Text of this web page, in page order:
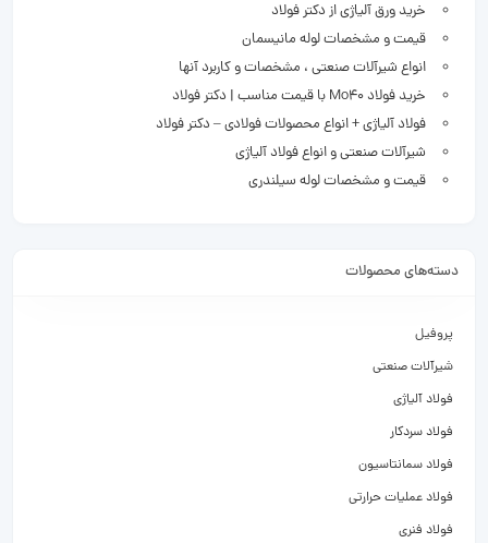
خرید ورق آلیاژی از دکتر فولاد
قیمت و مشخصات لوله مانیسمان
انواع شیرآلات صنعتی ، مشخصات و کاربرد آنها
خرید فولاد Mo40 با قیمت مناسب | دکتر فولاد
فولاد آلیاژی + انواع محصولات فولادی – دکتر فولاد
شیرآلات صنعتی و انواع فولاد آلیاژی
قیمت و مشخصات لوله سیلندری
دسته‌های محصولات
پروفیل
شیرآلات صنعتی
فولاد آلیاژی
فولاد سردکار
فولاد سمانتاسیون
فولاد عملیات حرارتی
فولاد فنری